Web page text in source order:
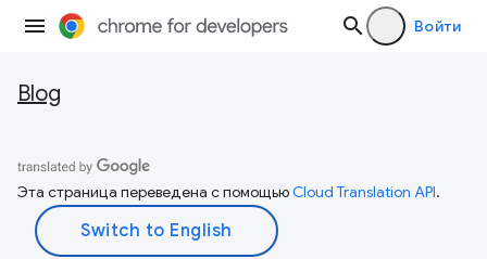
Войти
Blog
Эта страница переведена с помощьюCloud Translation API.